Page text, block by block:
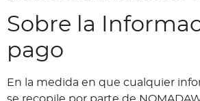
Sobre la
pago
En la medida en que cualquier